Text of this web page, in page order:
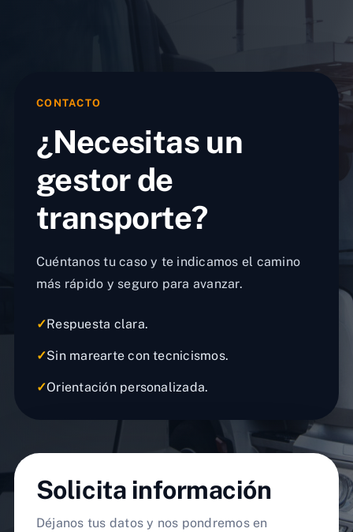
CONTACTO
¿Necesitas un
gestor de
transporte?
Cuéntanos tu caso y te indicamos el camino
más rápido y seguro para avanzar.
✓Respuesta clara.
✓Sin marearte con tecnicismos.
✓Orientación personalizada.
Solicita información
Déjanos tus datos y nos pondremos en